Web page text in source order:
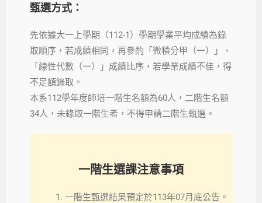
甄選方式：
先依據大一上學期（112-1）學期學業平均成績為錄
取順序，若成績相同，再參酌「微積分甲（一）」、
「線性代數（一）」成績比序，若學業成績不佳，得
不足額錄取。
本系112學年度師培一階生名額為60人，二階生名額
34人，未錄取一階生者，不得申請二階生甄選。
一階生選課注意事項
一階生甄選結果預定於113年07月底公告。